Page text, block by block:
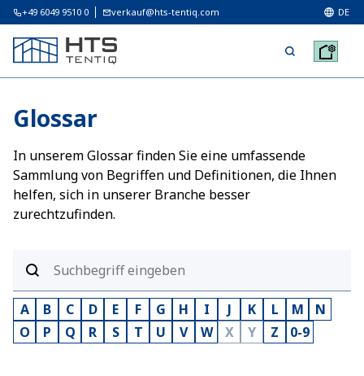
+49 6049 9510 0 verkauf@hts-tentiq.com DE
Glossar
In unserem Glossar finden Sie eine umfassende
Sammlung von Begriffen und Definitionen, die Ihnen
helfen, sich in unserer Branche besser
zurechtzufinden.
A B C D E F G H I J K L M
N
O
P Q R S T U V W X Y Z 0-9